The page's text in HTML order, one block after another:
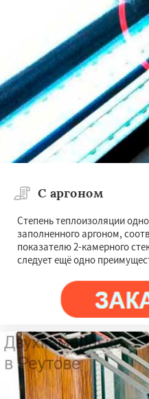
С аргоном
Степень теплоизоляции
заполненного аргоном,
показателю 2-камерного
следует ещё одно